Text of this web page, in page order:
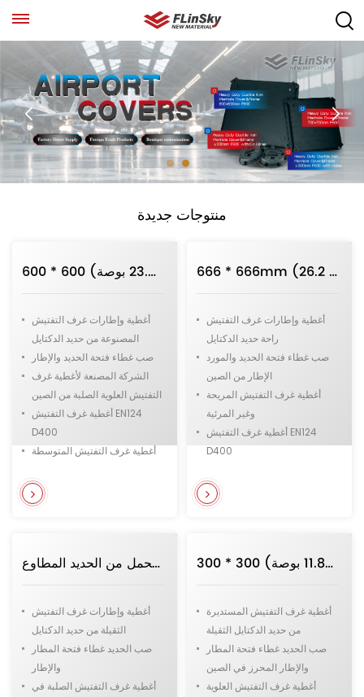
منتوجات جديدة
600 * 600 مم (23.6 بوصة) D400 أغطية غرف التفتيش من حديد الدكتايل المربعة المتوسطة
أغطية وإطارات غرف التفتيش
المصنوعة من حديد الدكتايل
صب غطاء فتحة الحديد والإطار
الشركة المصنعة لأغطية غرف
التفتيش العلوية الصلبة من الصين
أغطية غرف التفتيش EN124
D400
أغطية غرف التفتيش المتوسطة
والبنية التحتية
666 * 666mm (26.2 ")D400 متوسطة الخدمة راحة أغطية فتحة حديد الدكتايل
أغطية وإطارات غرف التفتيش
راحة حديد الدكتايل
صب غطاء فتحة الحديد والمورد
الإطار من الصين
أغطية غرف التفتيش المريحة
وغير المرئية
أغطية غرف التفتيش EN124
D400
الحجم مربعة الشكل
أغطية غرف التفتيش البلدية
أغطية فتحات تفتيش مربعة شديدة التحمل من الحديد المطاوع F900، مقاس 700 × 700 مم (27.6 بوصة)، مناسبة للمطارات
أغطية وإطارات غرف التفتيش
الثقيلة من حديد الدكتايل
صب الحديد غطاء فتحة المطار
والإطار
أغطية غرف التفتيش الصلبة في
300 * 300 مم (11.8 بوصة) F900 أغطية فتحة حديد الدكتايل المستديرة الثقيلة مع المفصلة تنطبق على المطار
أغطية غرف التفتيش المستديرة
من حديد الدكتايل الثقيلة
صب الحديد غطاء فتحة المطار
والإطار المحرز في الصين
أغطية غرف التفتيش العلوية